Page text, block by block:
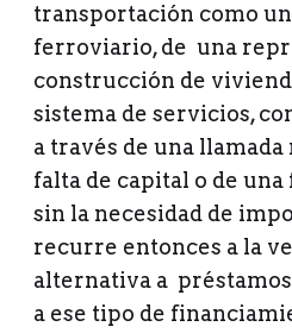
transportación como
ferroviario, de una
construcción de
sistema de servicios,
a través de una
falta de capital o de
sin la necesidad de
recurre entonces a la
alternativa a préstamos
a ese tipo de